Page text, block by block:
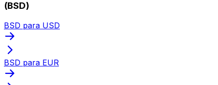
(BSD)
BSD para USD
BSD para EUR